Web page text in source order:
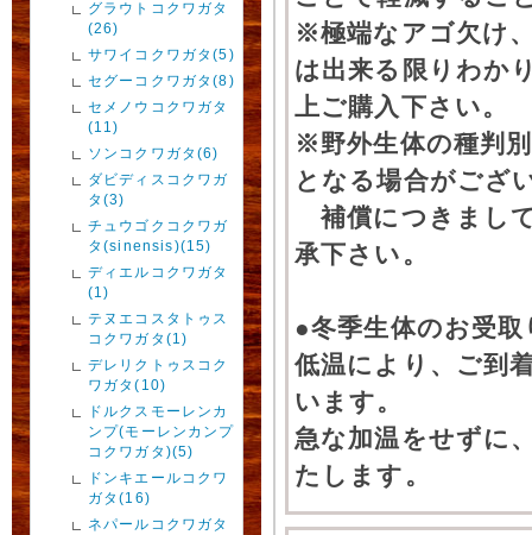
グラウトコクワガタ
(26)
サワイコクワガタ(5)
セグーコクワガタ(8)
セメノウコクワガタ
(11)
ソンコクワガタ(6)
ダビディスコクワガ
タ(3)
チュウゴクコクワガ
タ(sinensis)(15)
ディエルコクワガタ
(1)
テヌエコスタトゥス
コクワガタ(1)
デレリクトゥスコク
ワガタ(10)
ドルクスモーレンカ
ンプ(モーレンカンプ
コクワガタ)(5)
ドンキエールコクワ
ガタ(16)
ネパールコクワガタ
※極端なアゴ欠け
は出来る限りわか
上ご購入下さい。
※野外生体の種判
となる場合がござ
補償につきまし
承下さい。
●冬季生体のお受
低温により、ご到
います。
急な加温をせずに
たします。